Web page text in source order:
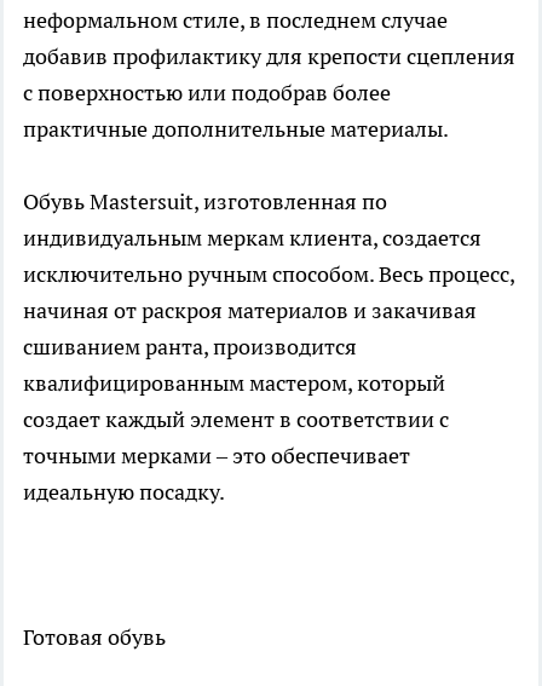
неформальном стиле, в последнем случае
добавив профилактику для крепости сцепления
с поверхностью или подобрав более
практичные дополнительные материалы.
Обувь Mastersuit, изготовленная по
индивидуальным меркам клиента, создается
исключительно ручным способом. Весь процесс,
начиная от раскроя материалов и закачивая
сшиванием ранта, производится
квалифицированным мастером, который
создает каждый элемент в соответствии с
точными мерками – это обеспечивает
идеальную посадку.
Готовая обувь